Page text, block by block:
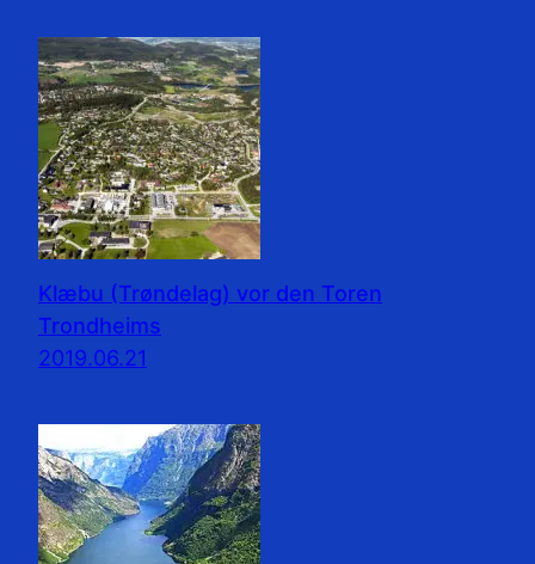
Klæbu (Trøndelag) vor den Toren
Trondheims
2019.06.21